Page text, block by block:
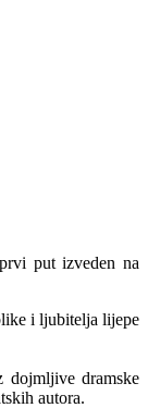
put izveden na
i ljubitelja lijepe
dojmljive dramske
autora.